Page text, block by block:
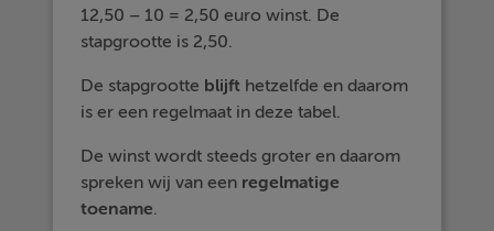
12,50 – 10 = 2,50 euro winst. De
stapgrootte is 2,50.
De stapgrootte blijft hetzelfde en daarom
is er een regelmaat in deze tabel.
De winst wordt steeds groter en daarom
spreken wij van een regelmatige
toename.